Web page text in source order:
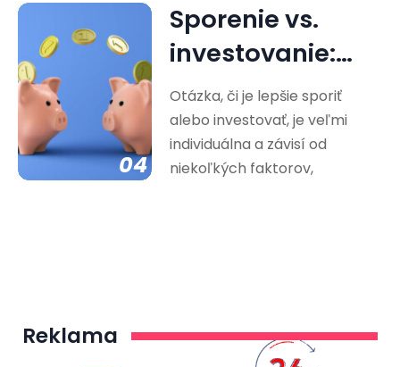
04
Sporenie vs.
investovanie:
Ktorá cesta je
pre vás…
Otázka, či je lepšie sporiť
alebo investovať, je veľmi
individuálna a závisí od
niekoľkých faktorov,
Reklama